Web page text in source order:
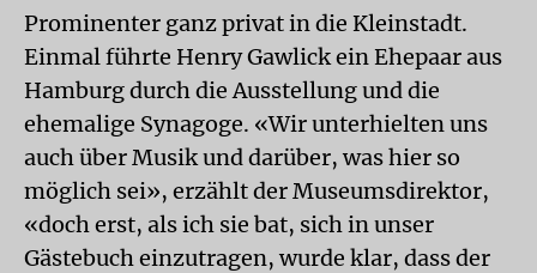
Prominenter ganz privat in die Kleinstadt.
Einmal führte Henry Gawlick ein Ehepaar aus
Hamburg durch die Ausstellung und die
ehemalige Synagoge. «Wir unterhielten uns
auch über Musik und darüber, was hier so
möglich sei», erzählt der Museumsdirektor,
«doch erst, als ich sie bat, sich in unser
Gästebuch einzutragen, wurde klar, dass der